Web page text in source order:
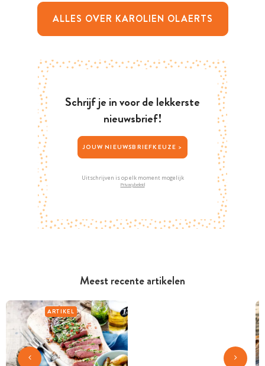
Meest recente artikelen
ARTIKEL
ALLES OVER KAROLIEN OLAERTS
Schrijf je in voor de lekkerste
nieuwsbrief!
JOUW NIEUWSBRIEFKEUZE >
Uitschrijven is op elk moment mogelijk
Privacybeleid